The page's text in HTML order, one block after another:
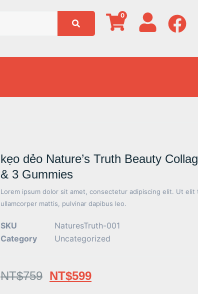
0
kẹo dẻo Nature’s Truth Beauty
& 3 Gummies
Lorem ipsum dolor sit amet, consectetur adipiscing elit. Ut
ullamcorper mattis, pulvinar dapibus leo.
SKU
NaturesTruth-001
Category
Uncategorized
NT$759 NT$599